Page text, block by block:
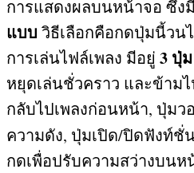
การแสดงผลบนหน้าจอ ซึ่ง
แบบ วิธีเลือกคือกดปุ่มนี้วน
การเล่นไฟล์เพลง มีอยู่ 3 ปุ่ม
หยุดเล่นชั่วคราว และข้าม
กลับไปเพลงก่อนหน้า, ปุ่มว
ความดัง, ปุ่มเปิด/ปิดฟังท์ชั่
กดเพื่อปรับความสว่างบนห